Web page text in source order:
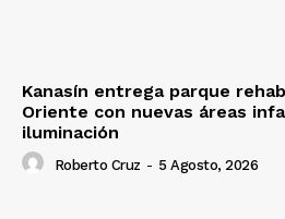
Kanasín entrega parque
Oriente con nuevas áreas
iluminación
Roberto Cruz - 5 Agosto, 2026